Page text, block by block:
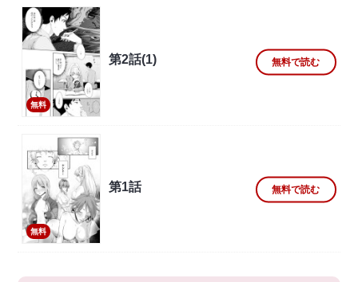
無料
第2話(1) 無料で読む
無料
第1話 無料で読む